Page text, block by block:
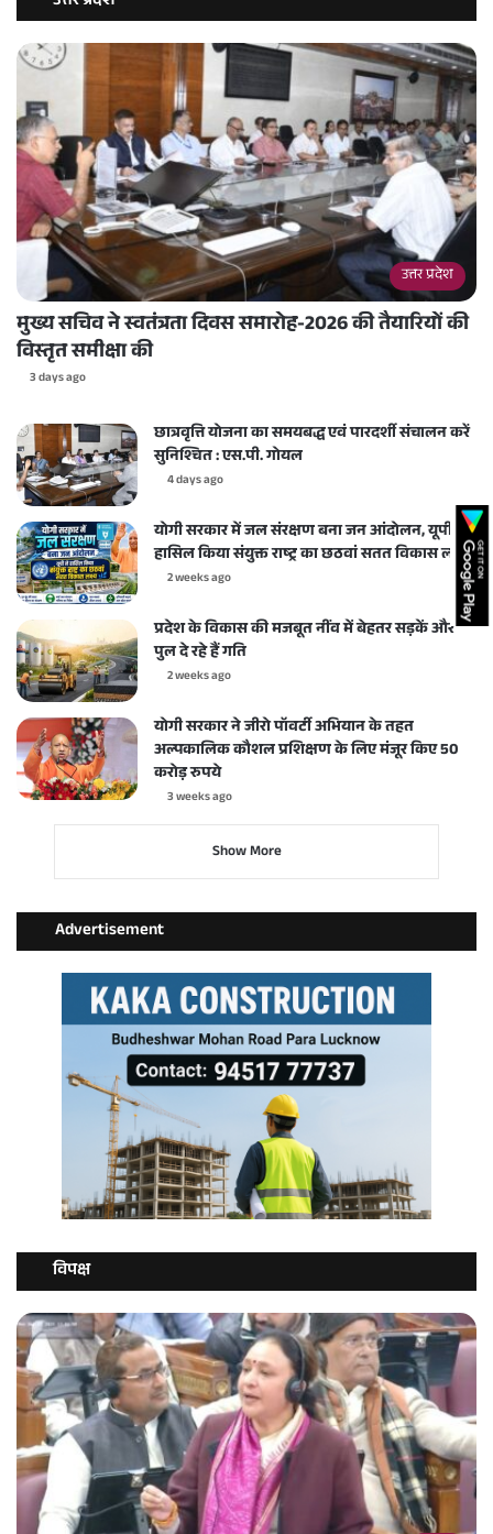
उत्तर प्रदेश
मुख्य सचिव ने स्वतंत्रता दिवस समारोह-2026 की तैयारियों की
विस्तृत समीक्षा की
3 days ago
छात्रवृत्ति योजना का समयबद्ध एवं पारदर्शी संचालन करें
सुनिश्चित : एस.पी. गोयल
4 days ago
योगी सरकार में जल संरक्षण बना जन आंदोलन, यूपी ने
हासिल किया संयुक्त राष्ट्र का छठवां सतत विकास लक्ष्य
2 weeks ago
प्रदेश के विकास की मजबूत नींव में बेहतर सड़कें और
पुल दे रहे हैं गति
2 weeks ago
योगी सरकार ने जीरो पॉवर्टी अभियान के तहत
अल्पकालिक कौशल प्रशिक्षण के लिए मंजूर किए 50
करोड़ रुपये
3 weeks ago
Show More
Advertisement
विपक्ष